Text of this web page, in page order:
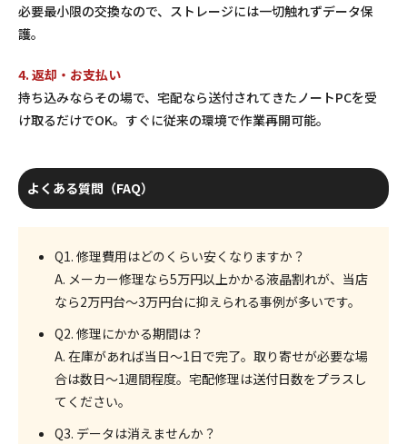
必要最小限の交換なので、ストレージには一切触れずデータ保
護。
4. 返却・お支払い
持ち込みならその場で、宅配なら送付されてきたノートPCを受
け取るだけでOK。すぐに従来の環境で作業再開可能。
よくある質問（FAQ）
Q1. 修理費用はどのくらい安くなりますか？
A. メーカー修理なら5万円以上かかる液晶割れが、当店
なら2万円台〜3万円台に抑えられる事例が多いです。
Q2. 修理にかかる期間は？
A. 在庫があれば当日〜1日で完了。取り寄せが必要な場
合は数日〜1週間程度。宅配修理は送付日数をプラスし
てください。
Q3. データは消えませんか？